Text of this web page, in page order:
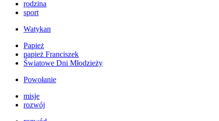
rodzina
sport
Watykan
Papież
papież Franciszek
Światowe Dni Młodzieży
Powołanie
misje
rozwój